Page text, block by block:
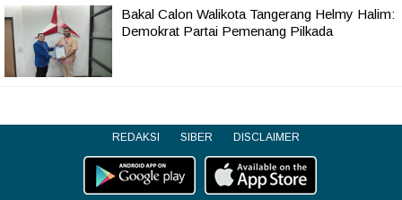
Bakal Calon Walikota Tangerang Helmy Halim:
Demokrat Partai Pemenang Pilkada
REDAKSI SIBER DISCLAIMER